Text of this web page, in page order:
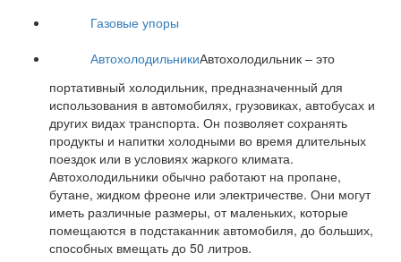
Газовые упоры
АвтохолодильникиАвтохолодильник – это
портативный холодильник, предназначенный для
использования в автомобилях, грузовиках, автобусах и
других видах транспорта. Он позволяет сохранять
продукты и напитки холодными во время длительных
поездок или в условиях жаркого климата.
Автохолодильники обычно работают на пропане,
бутане, жидком фреоне или электричестве. Они могут
иметь различные размеры, от маленьких, которые
помещаются в подстаканник автомобиля, до больших,
способных вмещать до 50 литров.